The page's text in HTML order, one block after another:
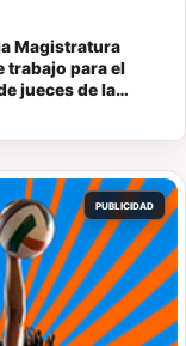
Magistratura
trabajo para el
jueces de la